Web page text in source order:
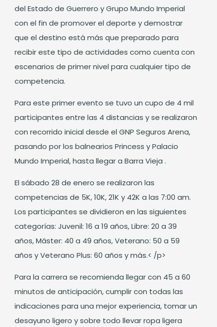
del Estado de Guerrero y Grupo Mundo Imperial
con el fin de promover el deporte y demostrar
que el destino está más que preparado para
recibir este tipo de actividades como cuenta con
escenarios de primer nivel para cualquier tipo de
competencia.
Para este primer evento se tuvo un cupo de 4 mil
participantes entre las 4 distancias y se realizaron
con recorrido inicial desde el GNP Seguros Arena,
pasando por los balnearios Princess y Palacio
Mundo Imperial, hasta llegar a Barra Vieja .
El sábado 28 de enero se realizaron las
competencias de 5K, 10K, 21K y 42K a las 7:00 am.
Los participantes se dividieron en las siguientes
categorías: Juvenil: 16 a 19 años, Libre: 20 a 39
años, Máster: 40 a 49 años, Veterano: 50 a 59
años y Veterano Plus: 60 años y más.< /p>
Para la carrera se recomienda llegar con 45 a 60
minutos de anticipación, cumplir con todas las
indicaciones para una mejor experiencia, tomar un
desayuno ligero y sobre todo llevar ropa ligera